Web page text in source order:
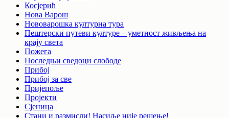
Косјерић
Нова Варош
Нововарошка културна тура
Пештерски путеви културе – уметност живљења на
крају света
Пожега
Последњи сведоци слободе
Прибој
Прибој за све
Пријепоље
Пројекти
Сјеница
Стани и размисли! Насиље није решење!